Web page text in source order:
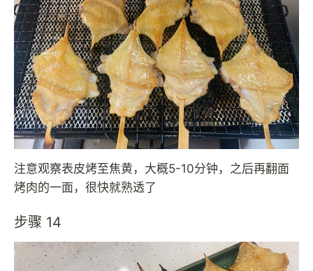
注意观察表皮烤至焦黄，大概5-10分钟，之后再翻面
烤肉的一面，很快就熟透了
步骤 14